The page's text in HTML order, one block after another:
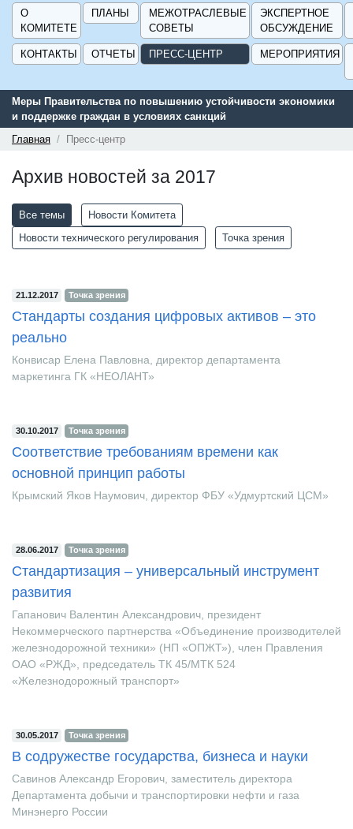
О
КОМИТЕТЕ
ПЛАНЫ
МЕЖОТРАСЛЕВЫЕ
СОВЕТЫ
ЭКСПЕРТНОЕ
ОБСУЖДЕНИЕ
КОНТАКТЫ ОТЧЕТЫ ПРЕСС-ЦЕНТР МЕРОПРИЯТИЯ
экономики Сервис поиска и подбора субсидий и мер
поддержки для предприятий - «Навигатор
ГИСП».
Главная Пресс-центр
Архив новостей за 2017
Все темы
Новости Комитета
Новости технического регулирования
Точка зрения
21.12.2017 Точка зрения
Стандарты создания цифровых активов – это
реально
Конвисар Елена Павловна, директор департамента
маркетинга ГК «НЕОЛАНТ»
30.10.2017 Точка зрения
Соответствие требованиям времени как
основной принцип работы
Крымский Яков Наумович, директор ФБУ «Удмуртский ЦСМ»
28.06.2017 Точка зрения
Стандартизация – универсальный инструмент
развития
Гапанович Валентин Александрович, президент
Некоммерческого партнерства «Объединение производителей
железнодорожной техники» (НП «ОПЖТ»), член Правления
ОАО «РЖД», председатель ТК 45/МТК 524
«Железнодорожный транспорт»
30.05.2017 Точка зрения
В содружестве государства, бизнеса и науки
Савинов Александр Егорович, заместитель директора
Департамента добычи и транспортировки нефти и газа
Минэнерго России